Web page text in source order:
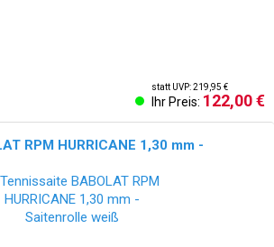
statt UVP: 219,95 €
Ihr Preis: 122,00 €
RPM HURRICANE 1,30 mm -